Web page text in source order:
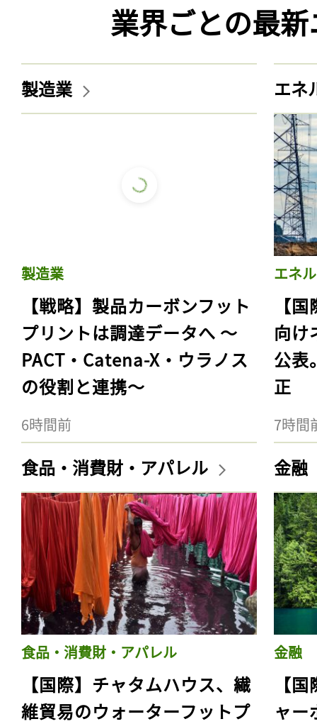
業界ごとの最
製造業
製造業
【戦略】製品カーボンフット
プリントは調達データへ 〜
PACT・Catena-X・ウラノス
の役割と連携〜
6時間前
エネ
エネ
【
向け
公表
正
7時間
食品・消費財・アパレル
食品・消費財・アパレル
【国際】チャタムハウス、繊
維貿易のウォーターフットプ
金融
金融
【
ャー